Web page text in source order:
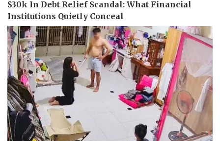
Sức khỏe
Dinh dưỡng - món ngon
Cây thuốc
Sản phụ khoa
Nhi khoa
Nam khoa